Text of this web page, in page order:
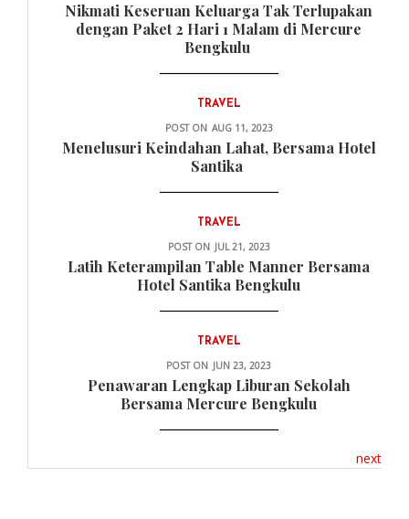
Nikmati Keseruan Keluarga Tak Terlupakan
dengan Paket 2 Hari 1 Malam di Mercure
Bengkulu
TRAVEL
POST ON AUG 11, 2023
Menelusuri Keindahan Lahat, Bersama Hotel
Santika
TRAVEL
POST ON JUL 21, 2023
Latih Keterampilan Table Manner Bersama
Hotel Santika Bengkulu
TRAVEL
POST ON JUN 23, 2023
Penawaran Lengkap Liburan Sekolah
Bersama Mercure Bengkulu
next